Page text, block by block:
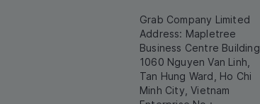
Grab Company Limited
Address: Mapletree
Business Centre Building,
1060 Nguyen Van Linh,
Tan Hung Ward, Ho Chi
Minh City, Vietnam